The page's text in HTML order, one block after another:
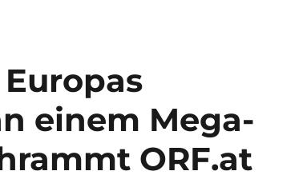
einem Mega-
ORF.at